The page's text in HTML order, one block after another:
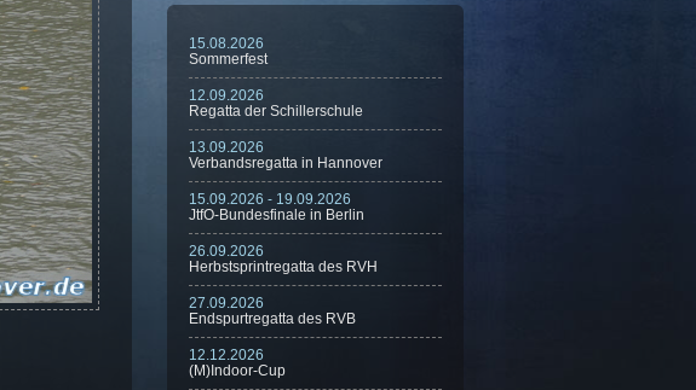
15.08.2026
Sommerfest
12.09.2026
Regatta der Schillerschule
13.09.2026
Verbandsregatta in Hannover
15.09.2026 - 19.09.2026
JtfO-Bundesfinale in Berlin
26.09.2026
Herbstsprintregatta des RVH
27.09.2026
Endspurtregatta des RVB
12.12.2026
(M)Indoor-Cup